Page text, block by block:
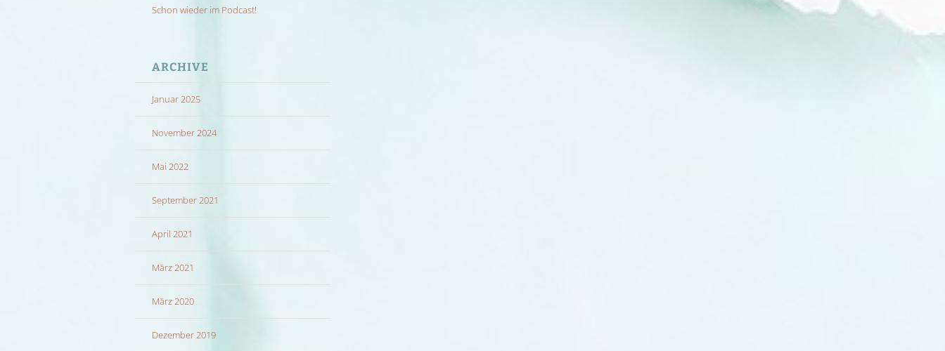
Schon wieder im Podcast!
ARCHIVE
Januar 2025
November 2024
Mai 2022
September 2021
April 2021
März 2021
März 2020
Dezember 2019